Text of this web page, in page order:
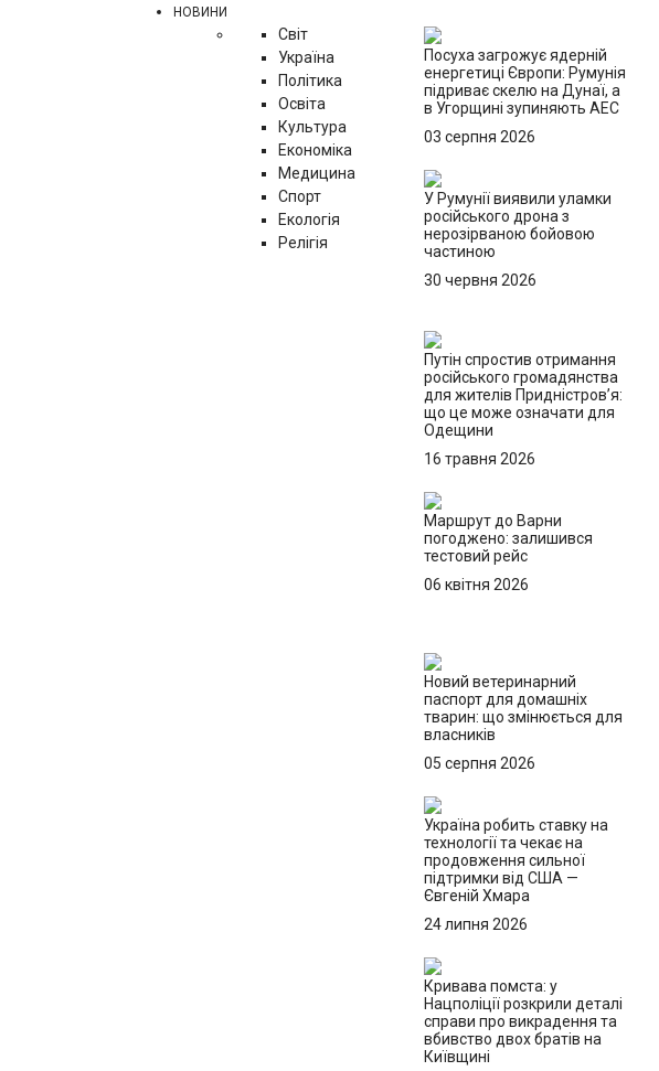
НОВИНИ
Світ
Україна
Політика
Освіта
Культура
Економіка
Медицина
Спорт
Екологія
Релігія
Посуха загрожує ядерній
енергетиці Європи: Румунія
підриває скелю на Дунаї, а
в Угорщині зупиняють АЕС
03 серпня 2026
У Румунії виявили уламки
російського дрона з
нерозірваною бойовою
частиною
30 червня 2026
Путін спростив отримання
російського громадянства
для жителів Придністров’я:
що це може означати для
Одещини
16 травня 2026
Маршрут до Варни
погоджено: залишився
тестовий рейс
06 квітня 2026
Новий ветеринарний
паспорт для домашніх
тварин: що змінюється для
власників
05 серпня 2026
Україна робить ставку на
технології та чекає на
продовження сильної
підтримки від США —
Євгеній Хмара
24 липня 2026
Кривава помста: у
Нацполіції розкрили деталі
справи про викрадення та
вбивство двох братів на
Київщині